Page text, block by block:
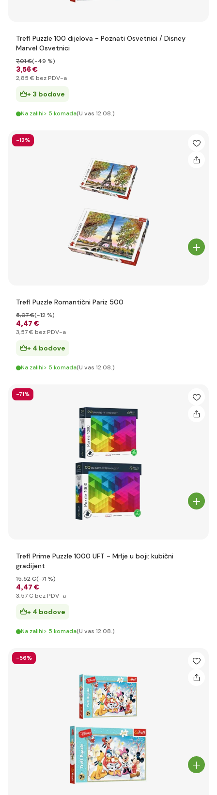
Trefl Puzzle 100 dijelova - Poznati Osvetnici / Disney
Marvel Osvetnici
3,56 €
7,01 €(-49 %)
2,85 € bez PDV-a
+ 3 bodove
Na zalihi> 5 komada(U vas 12.08.)
-12%
Trefl Puzzle Romantični Pariz 500
4,47 €
5,07 €(-12 %)
3,57 € bez PDV-a
+ 4 bodove
Na zalihi> 5 komada(U vas 12.08.)
-71%
Trefl Prime Puzzle 1000 UFT - Mrlje u boji: kubični
gradijent
4,47 €
15,52 €(-71 %)
3,57 € bez PDV-a
+ 4 bodove
Na zalihi> 5 komada(U vas 12.08.)
-56%